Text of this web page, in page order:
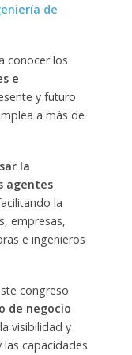
de
conocer los
e
y futuro
a más de
la
agentes
la
empresas,
e ingenieros
congreso
de negocio
visibilidad y
capacidades